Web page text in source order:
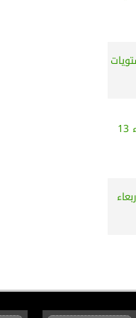
سعر الذهب الآن في مصر اليوم الثلاثاء 13